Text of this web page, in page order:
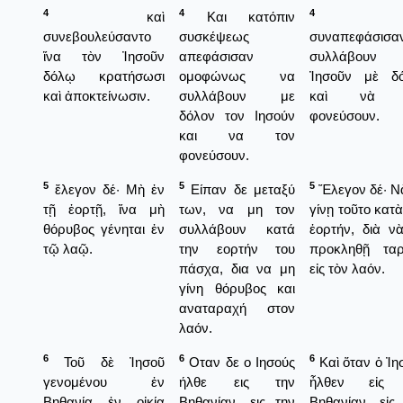
4
καὶ
συνεβουλεύσαντο
ἵνα τὸν Ἰησοῦν
δόλῳ κρατήσωσι
καὶ ἀποκτείνωσιν.
4
Και κατόπιν
συσκέψεως
απεφάσισαν
ομοφώνως να
συλλάβουν με
δόλον τον Ιησούν
και να τον
φονεύσουν.
4
συλλάβουν
Ἰησοῦν μὲ
καὶ νὰ
φονεύσουν.
5 ἔλεγον δέ· Μὴ ἐν
τῇ ἑορτῇ, ἵνα μὴ
θόρυβος γένηται ἐν
τῷ λαῷ.
5
Είπαν δε μεταξύ
των, να μη τον
συλλάβουν κατά
την εορτήν του
πάσχα, δια να μη
γίνη θόρυβος και
αναταραχή στον
λαόν.
5 Ἔλεγον δέ·
γίνῃ τοῦτο
ἑορτήν, διὰ
προκληθῇ
εἰς τὸν λαόν.
6
Τοῦ δὲ Ἰησοῦ
γενομένου ἐν
6 Οταν δε ο Ιησούς
ήλθε εις την
6 Καὶ ὅταν ὁ
ἦλθεν εἰς